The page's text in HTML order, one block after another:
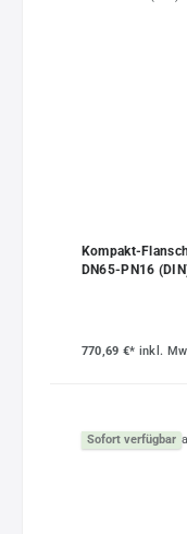
Kompakt-
DN65-PN16
770,69 €* inkl.
Sofort verfügbar